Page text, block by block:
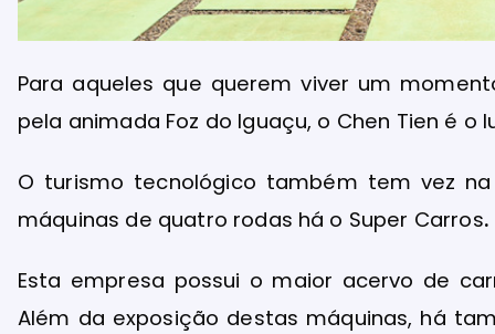
Para aqueles que querem viver um
pela animada Foz do Iguaçu, o Chen Tien é o
O turismo tecnológico também tem vez
máquinas de quatro rodas há o Super Carros.
Esta empresa possui o maior acervo de
Além da exposição destas máquinas, há